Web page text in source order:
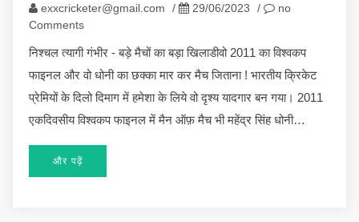
exxcricketer@gmail.com / 29/06/2023 /
no
Comments
निश्चल त्यागी गंभीर - बड़े मैचों का बड़ा खिलाडीवो 2011 का विश्वकप
फाइनल और वो धोनी का छक्का मार कर मैच जिताना ! भारतीय क्रिकेट
प्रेमियों के दिलो दिमाग में हमेशा के लिये वो दृश्य यादगार बन गया। 2011
एकदिवसीय विश्वकप फाइनल में मैन ऑफ़ मैच भी महेंद्र सिंह धोनी…
और पढ़ें